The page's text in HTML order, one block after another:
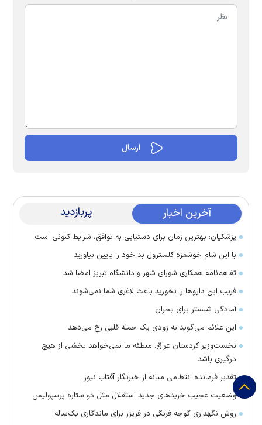
آخرین اخبار پربازدید
پزشکیان: بهترین زمان برای دستیابی به توافق، شرایط کنونی است
با این شام خوشمزه کلسترول بد خود را پایین بیاورید
تفاهم‌نامه همکاری شورای شهر و دانشگاه تبریز امضا شد
فریب این دارو‌ها را نخورید باعث لاغری شما نمی‌شوند
آمادگی شبستر برای بحران
این علائم می‌گوید به زودی یک حمله قلبی رخ می‌دهد
نخست‌وزیر کردستان عراق: منطقه ما نمی‌خواهد بخشی از هیچ
درگیری باشد
تقدیر فرمانده انتظامی میانه از خبرنگار آفتاب نیوز
وضعیت عجیب خرید‌های جدید استقلال مثل دو ستاره پرسپولیس
روش نگهداری گوجه فرنگی در فریزر برای ماندگاری یک‌ساله